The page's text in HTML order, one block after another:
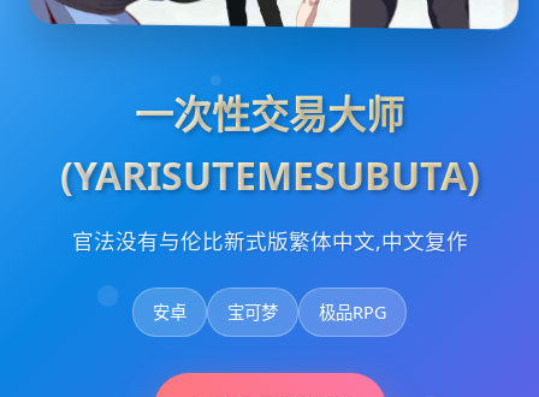
一次性交易大师
(YARISUTEMESUBUTA)
官法没有与伦比新式版繁体中文,中文复作
安卓 宝可梦 极品RPG